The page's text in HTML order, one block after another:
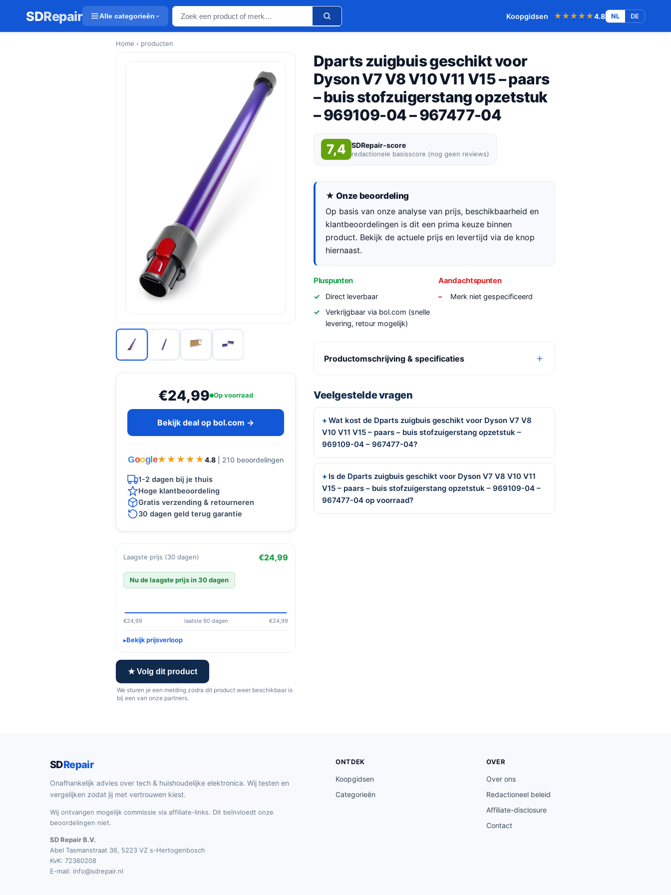
SDRepair Alle categorieën Koopgidsen ★★★★★
★★★★★4.8 NL DE
Home › producten
€24,99 Op voorraad
Bekijk deal op bol.com →
Google★★★★★
★★★★★ 4.8 | 210 beoordelingen
1-2 dagen bij je thuis
Hoge klantbeoordeling
Gratis verzending & retourneren
30 dagen geld terug garantie
Laagste prijs (30 dagen) €24,99
Nu de laagste prijs in 30 dagen
€24,99 laatste 90 dagen €24,99
Bekijk prijsverloop
★ Volg dit product
We sturen je een melding zodra dit product weer beschikbaar is
bij een van onze partners.
Dparts zuigbuis geschikt voor
Dyson V7 V8 V10 V11 V15 – paars
– buis stofzuigerstang opzetstuk
– 969109-04 – 967477-04
7,4 SDRepair-score
redactionele basisscore (nog geen reviews)
★ Onze beoordeling
Op basis van onze analyse van prijs, beschikbaarheid en
klantbeoordelingen is dit een prima keuze binnen
product. Bekijk de actuele prijs en levertijd via de knop
hiernaast.
Pluspunten
Direct leverbaar
Verkrijgbaar via bol.com (snelle
levering, retour mogelijk)
Aandachtspunten
Merk niet gespecificeerd
Productomschrijving & specificaties
Veelgestelde vragen
Wat kost de Dparts zuigbuis geschikt voor Dyson V7 V8
V10 V11 V15 – paars – buis stofzuigerstang opzetstuk –
969109-04 – 967477-04?
Is de Dparts zuigbuis geschikt voor Dyson V7 V8 V10 V11
V15 – paars – buis stofzuigerstang opzetstuk – 969109-04 –
967477-04 op voorraad?
SDRepair
Onafhankelijk advies over tech & huishoudelijke elektronica. Wij testen en
vergelijken zodat jij met vertrouwen kiest.
Wij ontvangen mogelijk commissie via affiliate-links. Dit beïnvloedt onze
beoordelingen niet.
SD Repair B.V.
Abel Tasmanstraat 36, 5223 VZ s-Hertogenbosch
KvK: 72360208
E-mail: info@sdrepair.nl
ONTDEK
Koopgidsen
Categorieën
OVER
Over ons
Redactioneel beleid
Affiliate-disclosure
Contact